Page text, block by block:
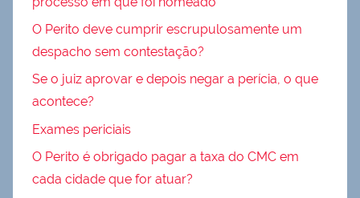
O Perito deve cumprir escrupulosamente um
despacho sem contestação?
Se o juiz aprovar e depois negar a perícia, o que
acontece?
Exames periciais
O Perito é obrigado pagar a taxa do CMC em
cada cidade que for atuar?